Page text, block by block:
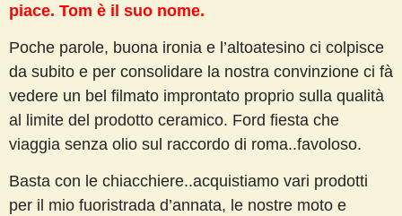
piace. Tom è il suo nome.
Poche parole, buona ironia e l’altoatesino ci colpisce
da subito e per consolidare la nostra convinzione ci fà
vedere un bel filmato improntato proprio sulla qualità
al limite del prodotto ceramico. Ford fiesta che
viaggia senza olio sul raccordo di roma..favoloso.
Basta con le chiacchiere..acquistiamo vari prodotti
per il mio fuoristrada d’annata, le nostre moto e